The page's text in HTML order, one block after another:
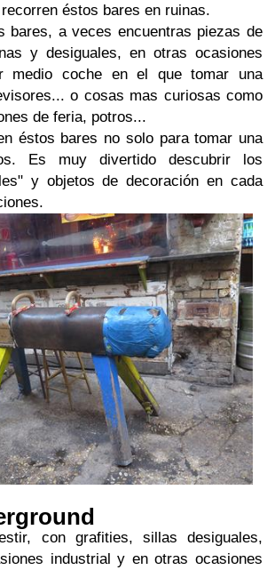
éstos bares en ruinas.
bares, a veces encuentras piezas de
y desiguales, en otras ocasiones
medio coche en el que tomar una
o cosas mas curiosas como
de feria, potros...
éstos bares no solo para tomar una
Es muy divertido descubrir los
y objetos de decoración en cada
con grafities, sillas desiguales,
industrial y en otras ocasiones